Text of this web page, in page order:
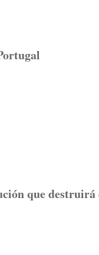
que destruirá